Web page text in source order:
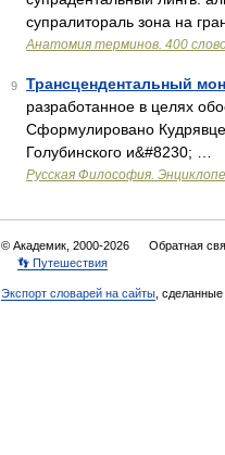
супралитораль зона на
Анатомия терминов. 400
9 Трансцендентальный
разработанное в целях
Сформулировано
Голубинского и&#8230; …
Русская Философия.
© Академик, 2000-2026 Обратная
👣 Путешествия
Экспорт словарей на сайты ,